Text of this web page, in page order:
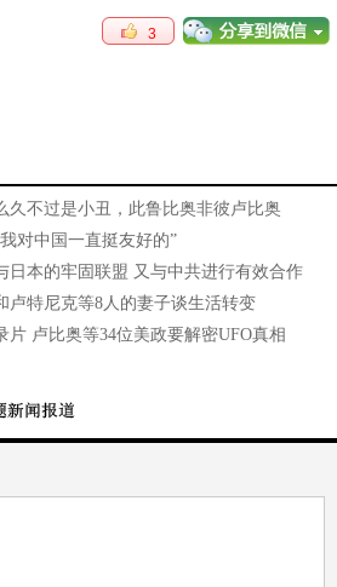
3
久不过是小丑，此鲁比奥非彼卢比奥
对中国一直挺友好的”
日本的牢固联盟 又与中共进行有效合作
卢特尼克等8人的妻子谈生活转变
片 卢比奥等34位美政要解密UFO真相